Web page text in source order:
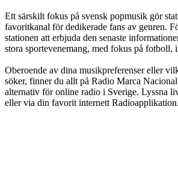
Ett särskilt fokus på svensk popmusik gör
favoritkanal för dedikerade fans av genren.
stationen att erbjuda den senaste
stora sportevenemang, med fokus på fotboll,
Oberoende av dina musikpreferenser eller
söker, finner du allt på Radio Marca
alternativ för online radio i Sverige. Lyssna
eller via din favorit internett Radioapplikation.